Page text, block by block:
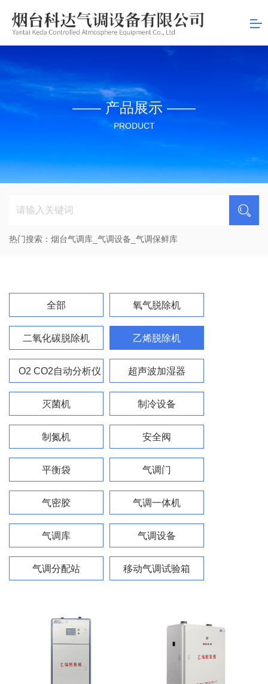
—— 产品展示 ——
PRODUCT
热门搜索： 烟台气调库_气调设备_气调保鲜库
全部 氧气脱除机
二氧化碳脱除机 乙烯脱除机
O2 CO2自动分析仪 超声波加湿器
灭菌机 制冷设备
制氮机 安全阀
平衡袋 气调门
气密胶 气调一体机
气调库 气调设备
气调分配站 移动气调试验箱